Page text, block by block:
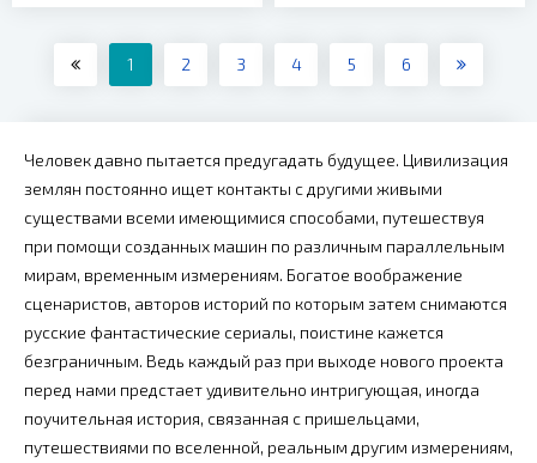
1 2 3 4 5 6
Человек давно пытается предугадать будущее. Цивилизация
землян постоянно ищет контакты с другими живыми
существами всеми имеющимися способами, путешествуя
при помощи созданных машин по различным параллельным
мирам, временным измерениям. Богатое воображение
сценаристов, авторов историй по которым затем снимаются
русские фантастические сериалы, поистине кажется
безграничным. Ведь каждый раз при выходе нового проекта
перед нами предстает удивительно интригующая, иногда
поучительная история, связанная с пришельцами,
путешествиями по вселенной, реальным другим измерениям,